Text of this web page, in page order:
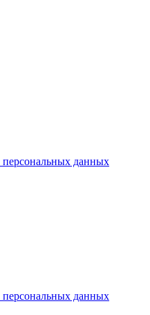
данных
данных